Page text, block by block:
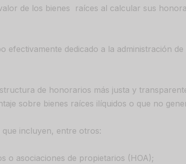
de los bienes raíces al calcular sus
dedicado a la administración
de honorarios más justa y
sobre bienes raíces ilíquidos o que no
incluyen, entre otros:
o asociaciones de propietarios (HOA);